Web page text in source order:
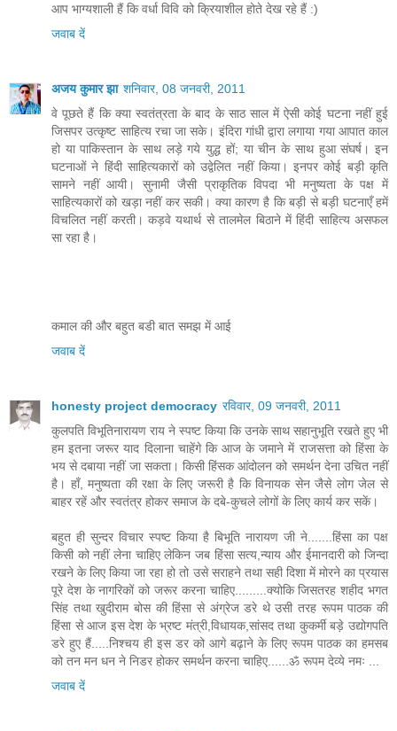
आप भाग्यशाली हैं कि वर्धा विवि को क्रियाशील होते देख रहे हैं :)
जवाब दें
अजय कुमार झा शनिवार, 08 जनवरी, 2011
वे पूछते हैं कि क्या स्वतंत्रता के बाद के साठ साल में ऐसी कोई घटना नहीं हुई
जिसपर उत्कृष्ट साहित्य रचा जा सके। इंदिरा गांधी द्वारा लगाया गया आपात काल
हो या पाकिस्तान के साथ लड़े गये युद्ध हों; या चीन के साथ हुआ संघर्ष। इन
घटनाओं ने हिंदी साहित्यकारों को उद्वेलित नहीं किया। इनपर कोई बड़ी कृति
सामने नहीं आयी। सुनामी जैसी प्राकृतिक विपदा भी मनुष्यता के पक्ष में
साहित्यकारों को खड़ा नहीं कर सकी। क्या कारण है कि बड़ी से बड़ी घटनाएँ हमें
विचलित नहीं करती। कड़वे यथार्थ से तालमेल बिठाने में हिंदी साहित्य असफल
सा रहा है।
कमाल की और बहुत बडी बात समझ में आई
जवाब दें
honesty project democracy रविवार, 09 जनवरी, 2011
कुलपति विभूतिनारायण राय ने स्पष्ट किया कि उनके साथ सहानुभूति रखते हुए भी
हम इतना जरूर याद दिलाना चाहेंगे कि आज के जमाने में राजसत्ता को हिंसा के
भय से दबाया नहीं जा सकता। किसी हिंसक आंदोलन को समर्थन देना उचित नहीं
है। हाँ, मनुष्यता की रक्षा के लिए जरूरी है कि विनायक सेन जैसे लोग जेल से
बाहर रहें और स्वतंत्र होकर समाज के दबे-कुचले लोगों के लिए कार्य कर सकें।
बहुत ही सुन्दर विचार स्पष्ट किया है बिभूति नारायण जी ने.......हिंसा का पक्ष
किसी को नहीं लेना चाहिए लेकिन जब हिंसा सत्य,न्याय और ईमानदारी को जिन्दा
रखने के लिए किया जा रहा हो तो उसे सराहने तथा सही दिशा में मोरने का प्रयास
पूरे देश के नागरिकों को जरूर करना चाहिए.........क्योकि जिसतरह शहीद भगत
सिंह तथा खुदीराम बोस की हिंसा से अंग्रेज डरे थे उसी तरह रूपम पाठक की
हिंसा से आज इस देश के भ्रष्ट मंत्री,विधायक,सांसद तथा कुकर्मी बड़े उद्योगपति
डरे हुए हैं.....निश्चय ही इस डर को आगे बढ़ाने के लिए रूपम पाठक का हमसब
को तन मन धन ने निडर होकर समर्थन करना चाहिए......ॐ रूपम देव्ये नमः ...
जवाब दें